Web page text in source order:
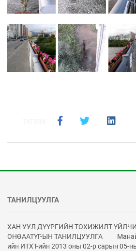
ТАНИЛЦУУЛГА
ХАН УУЛ ДҮҮРГИЙН ТОХИЖИЛТ
ОНӨААТҮГ-ЫН ТАНИЛЦУУЛГА Манай
ийн ИТХТ-ийн 2013 оны 02-р сарын 05-